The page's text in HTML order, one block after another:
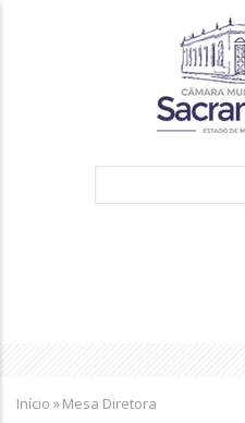
Trilha
Início »Mesa Diretora